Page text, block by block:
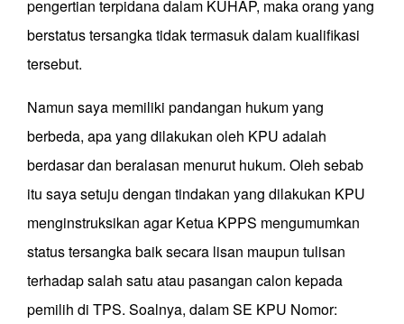
pengertian terpidana dalam KUHAP, maka orang yang
berstatus tersangka tidak termasuk dalam kualifikasi
tersebut.
Namun saya memiliki pandangan hukum yang
berbeda, apa yang dilakukan oleh KPU adalah
berdasar dan beralasan menurut hukum. Oleh sebab
itu saya setuju dengan tindakan yang dilakukan KPU
menginstruksikan agar Ketua KPPS mengumumkan
status tersangka baik secara lisan maupun tulisan
terhadap salah satu atau pasangan calon kepada
pemilih di TPS. Soalnya, dalam SE KPU Nomor: